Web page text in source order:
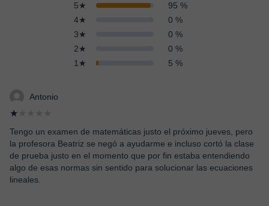
5★
95 %
4★
0 %
3★
0 %
2★
0 %
1★
5 %
Antonio
★
Tengo un examen de matemáticas justo el próximo jueves, pero
la profesora Beatriz se negó a ayudarme e incluso cortó la clase
de prueba justo en el momento que por fin estaba entendiendo
algo de esas normas sin sentido para solucionar las ecuaciones
lineales.